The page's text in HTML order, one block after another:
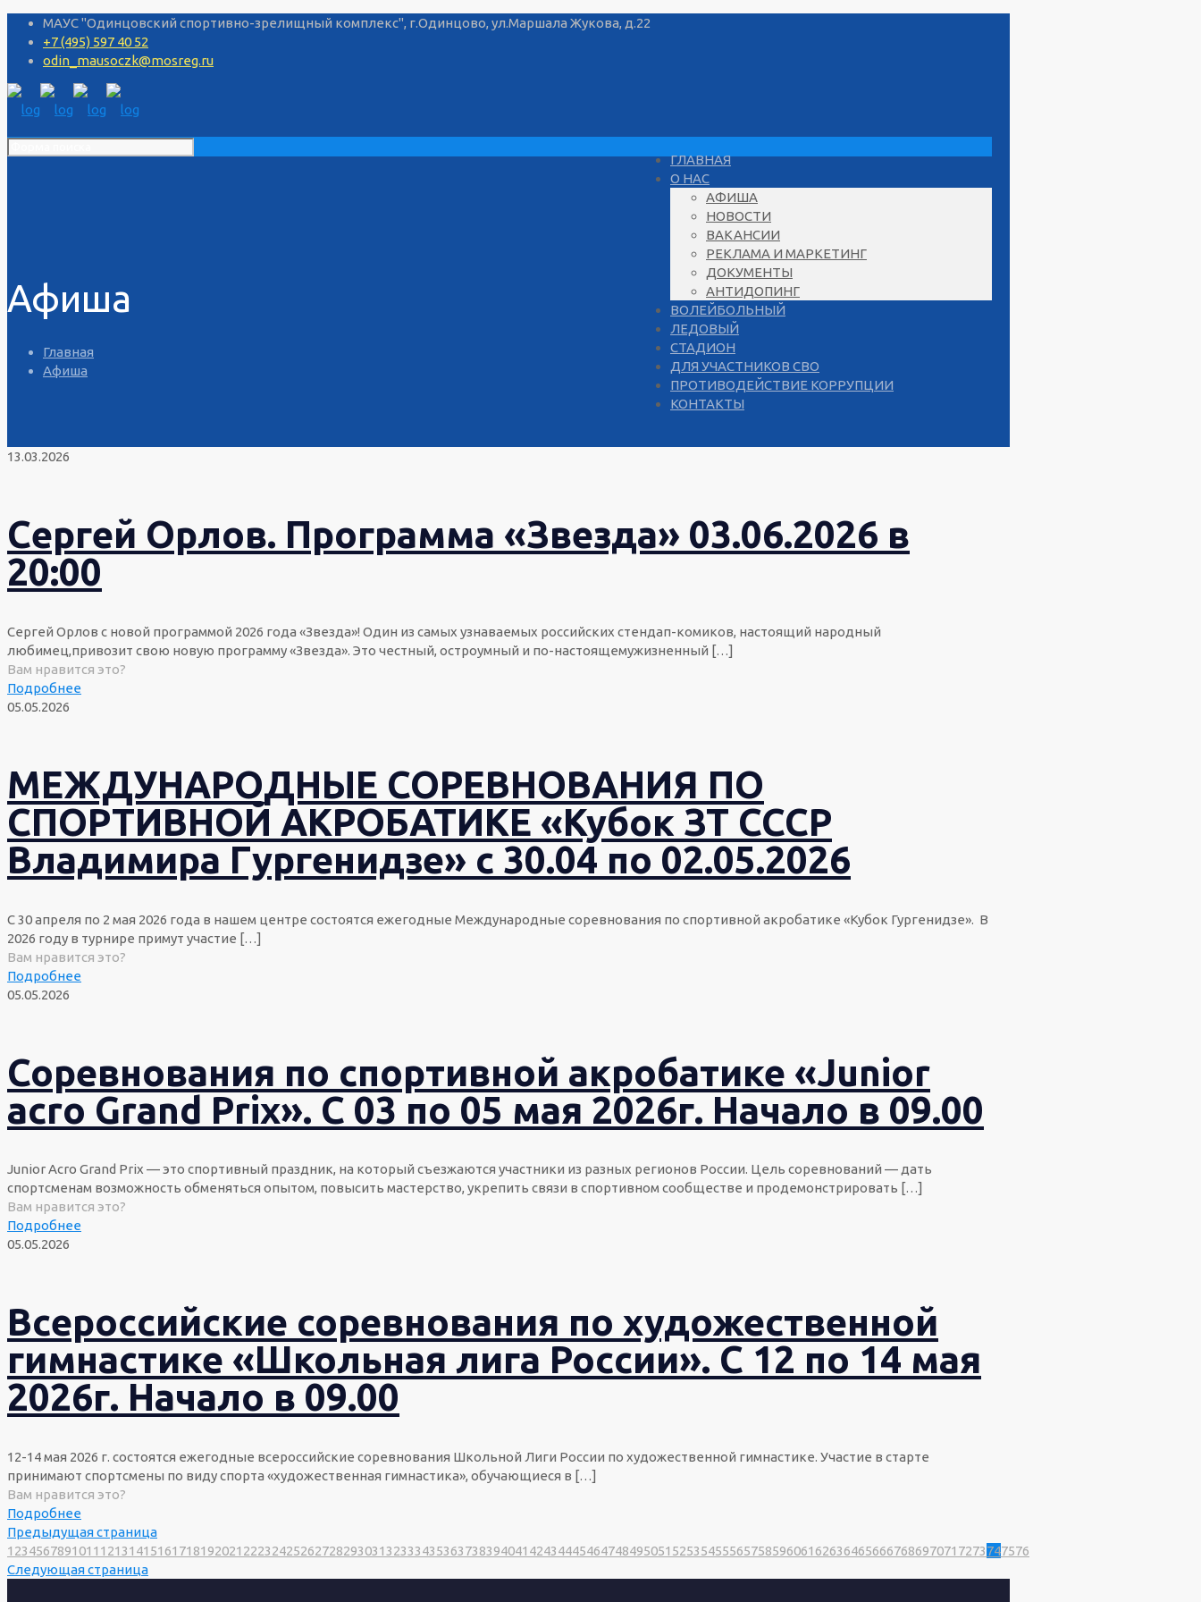
МАУС "Одинцовский спортивно-зрелищный комплекс", г.Одинцово, ул.Маршала Жукова, д.22
+7 (495) 597 40 52
odin_mausoczk@mosreg.ru
ГЛАВНАЯ
О НАС
АФИША
НОВОСТИ
ВАКАНСИИ
РЕКЛАМА И МАРКЕТИНГ
ДОКУМЕНТЫ
АНТИДОПИНГ
ВОЛЕЙБОЛЬНЫЙ
ЛЕДОВЫЙ
СТАДИОН
ДЛЯ УЧАСТНИКОВ СВО
ПРОТИВОДЕЙСТВИЕ КОРРУПЦИИ
КОНТАКТЫ
Афиша
Главная
Афиша
13.03.2026
Сергей Орлов. Программа «Звезда» 03.06.2026 в
20:00
Сергей Орлов с новой программой 2026 года «Звезда»! Один из самых узнаваемых российских стендап-комиков, настоящий народный
любимец,привозит свою новую программу «Звезда». Это честный, остроумный и по-настоящемужизненный […]
Вам нравится это?
Подробнее
05.05.2026
МЕЖДУНАРОДНЫЕ СОРЕВНОВАНИЯ ПО
СПОРТИВНОЙ АКРОБАТИКЕ «Кубок ЗТ СССР
Владимира Гургенидзе» с 30.04 по 02.05.2026
С 30 апреля по 2 мая 2026 года в нашем центре состоятся ежегодные Международные соревнования по спортивной акробатике «Кубок Гургенидзе». В
2026 году в турнире примут участие […]
Вам нравится это?
Подробнее
05.05.2026
Соревнования по спортивной акробатике «Junior
acro Grand Prix». С 03 по 05 мая 2026г. Начало в 09.00
Junior Acro Grand Prix — это спортивный праздник, на который съезжаются участники из разных регионов России. Цель соревнований — дать
спортсменам возможность обменяться опытом, повысить мастерство, укрепить связи в спортивном сообществе и продемонстрировать […]
Вам нравится это?
Подробнее
05.05.2026
Всероссийские соревнования по художественной
гимнастике «Школьная лига России». С 12 по 14 мая
2026г. Начало в 09.00
12-14 мая 2026 г. состоятся ежегодные всероссийские соревнования Школьной Лиги России по художественной гимнастике. Участие в старте
принимают спортсмены по виду спорта «художественная гимнастика», обучающиеся в […]
Вам нравится это?
Подробнее
Предыдущая страница
1 234567891011 12131415161718192021 2223242526272829303132333435363738394041 42434445464748495051 52535455565758596061 62636465666768697071 7273747576
Следующая страница